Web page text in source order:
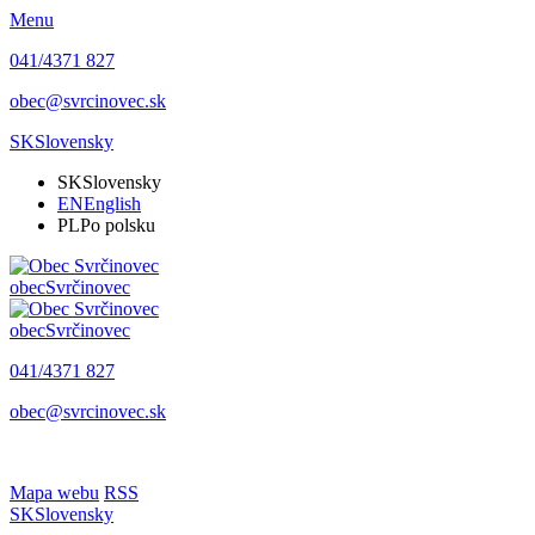
Menu
041/4371 827
obec@svrcinovec.sk
SKSlovensky
SKSlovensky
ENEnglish
PLPo polsku
obecSvrčinovec
obecSvrčinovec
041/4371 827
obec@svrcinovec.sk
Mapa webu RSS
SKSlovensky